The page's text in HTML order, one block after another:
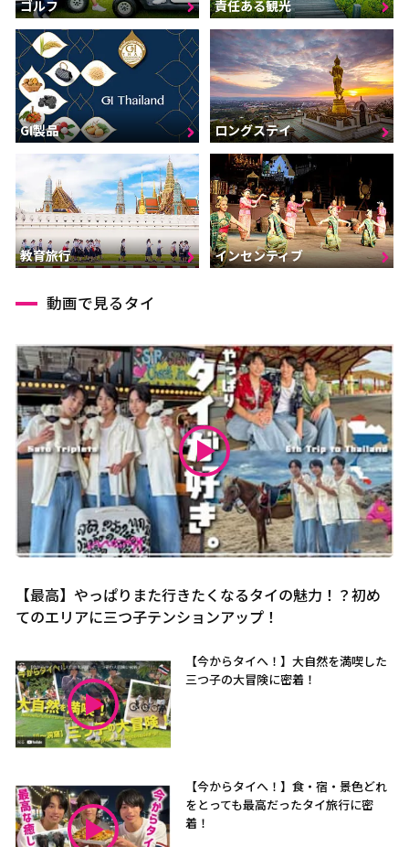
ゴルフ 責任ある観光
GI製品 ロングステイ
教育旅行 インセンティブ
動画で見るタイ
【最高】やっぱりまた行きたくなるタイの魅力！？初め
てのエリアに三つ子テンションアップ！
【今からタイへ！】大自然を満喫した
三つ子の大冒険に密着！
【今からタイへ！】食・宿・景色どれ
をとっても最高だったタイ旅行に密
着！